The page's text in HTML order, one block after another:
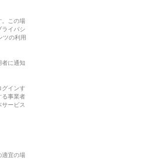
。この場
ライバシ
ツの利用
者に通知
グインす
る事業者
サービス
適宜の場